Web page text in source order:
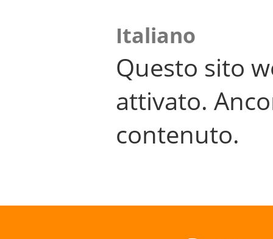
Italiano
Questo sito
attivato.
contenuto.